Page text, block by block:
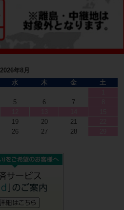
2026年8月
水 木 金
土
5 6 7
19 20 21
26 27 28